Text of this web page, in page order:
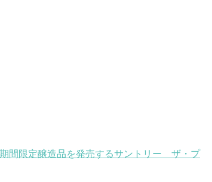
間限定醸造品を発売するサントリー ザ・プ